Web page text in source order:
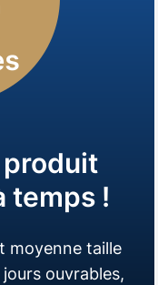
temps !
moyenne taille
ouvrables,